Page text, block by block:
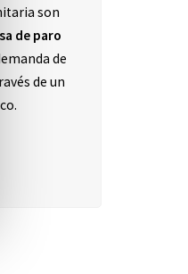
son
de paro
de
de un